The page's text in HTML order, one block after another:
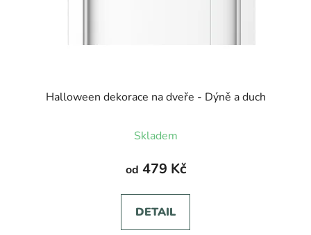
Halloween dekorace na dveře - Dýně a duch
Skladem
od 479 Kč
DETAIL